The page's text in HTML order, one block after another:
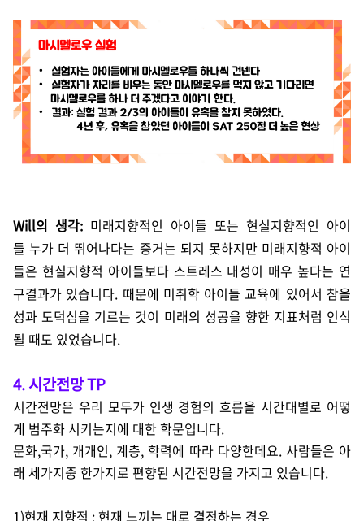
Will의 생각: 미래지향적인 아이들 또는 현실지향적인 아이
들 누가 더 뛰어나다는 증거는 되지 못하지만 미래지향적 아이
들은 현실지향적 아이들보다 스트레스 내성이 매우 높다는 연
구결과가 있습니다. 때문에 미취학 아이들 교육에 있어서 참을
성과 도덕심을 기르는 것이 미래의 성공을 향한 지표처럼 인식
될 때도 있었습니다.
4. 시간전망 TP
시간전망은 우리 모두가 인생 경험의 흐름을 시간대별로 어떻
게 범주화 시키는지에 대한 학문입니다.
문화,국가, 개개인, 계층, 학력에 따라 다양한데요. 사람들은 아
래 세가지중 한가지로 편향된 시간전망을 가지고 있습니다.
1)현재 지향적 : 현재 느끼는 대로 결정하는 경우